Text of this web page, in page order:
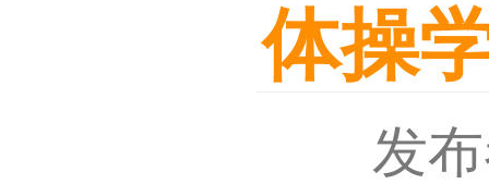
体操
发